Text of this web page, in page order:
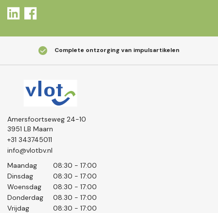
Complete ontzorging van impulsartikelen
Amersfoortseweg 24-10
3951 LB Maarn
+31 343745011
info@vlotbv.nl
Maandag
08:30 - 17:00
Dinsdag
08:30 - 17:00
Woensdag
08:30 - 17:00
Donderdag
08.30 - 17:00
Vrijdag
08:30 - 17:00